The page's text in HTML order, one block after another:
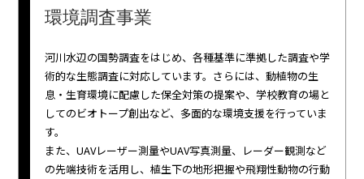
環境調査事業
河川水辺の国勢調査をはじめ、各種基準に準拠した調査や学
術的な生態調査に対応しています。さらには、動植物の生
息・生育環境に配慮した保全対策の提案や、学校教育の場と
してのビオトープ創出など、多面的な環境支援を行っていま
す。
また、UAVレーザー測量やUAV写真測量、レーダー観測など
の先端技術を活用し、植生下の地形把握や飛翔性動物の行動